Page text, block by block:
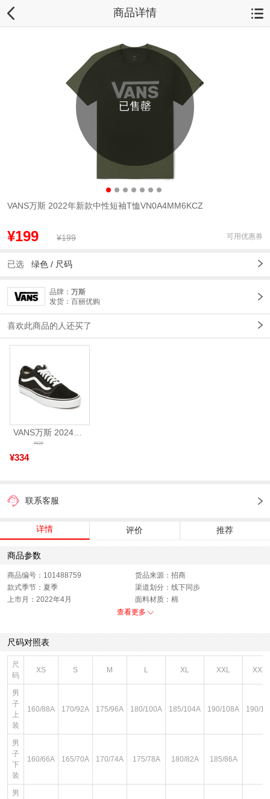
商品详情
已售罄
VANS万斯 2022年新款中性短袖T恤VN0A4MM6KCZ
¥199 ¥199 可用优惠券
已选 绿色 / 尺码
品牌： 万斯
发货：百丽优购
喜欢此商品的人还买了
VANS万斯 2024年新款中性OldSkool帆布鞋/硫化鞋VN000D3HY28（延续款）
¥334
¥539
联系客服
详情 评价 推荐
商品参数
商品编号：101488759
货品来源：招商
款式季节：夏季
渠道划分：线下同步
上市月：2022年4月
面料材质：棉
色系：绿色
销售季：22Q2
性别：中性
查看更多
尺码对照表
尺
码
XS S M L XL XXL
男
子
上
装
160/88A 170/92A 175/96A 180/100A 185/104A 190/108A 190/
男
子
下
装
160/66A 165/70A 170/74A 175/78A 180/82A 185/86A
男